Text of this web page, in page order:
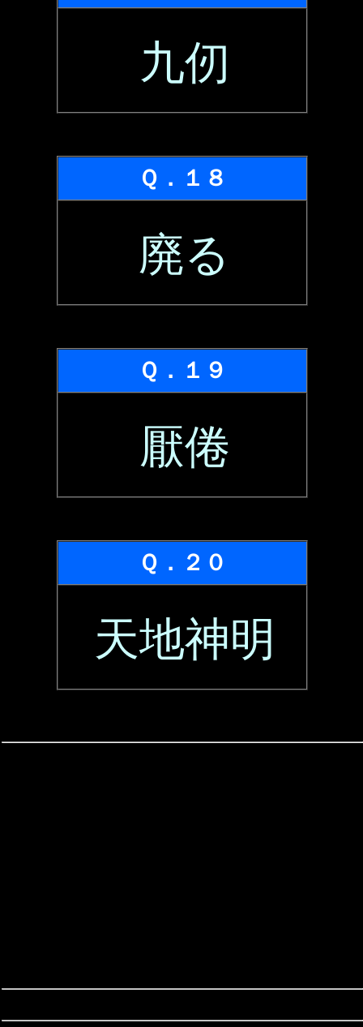
九仞
Ｑ．１８
廃る
Ｑ．１９
厭倦
Ｑ．２０
天地神明